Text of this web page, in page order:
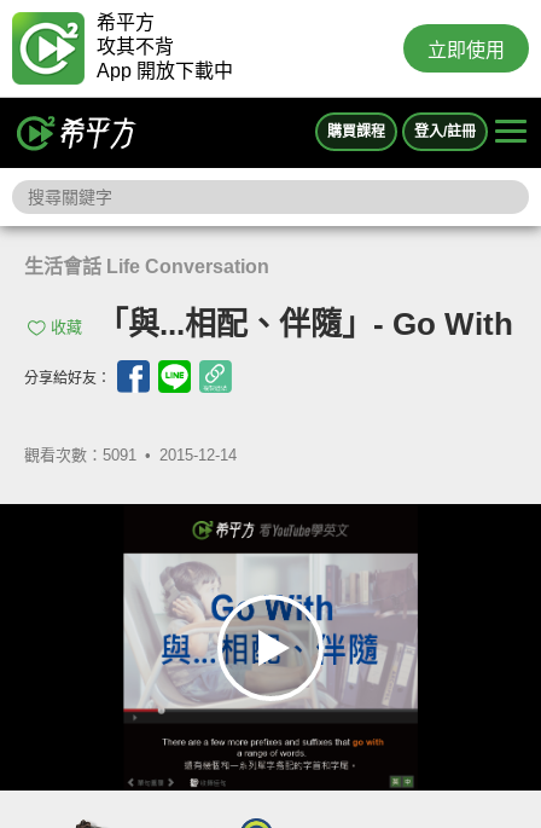
希平方
攻其不背
App 開放下載中
立即使用
購買課程 登入/註冊
生活會話 Life Conversation
收藏 「與...相配、伴隨」- Go With
分享給好友：
觀看次數：5091 • 2015-12-14